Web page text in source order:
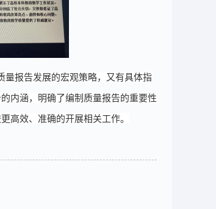
量报告发展的宏观策略，又有具体指
内涵，明确了编制质量报告的重要性
高效、准确的开展相关工作。